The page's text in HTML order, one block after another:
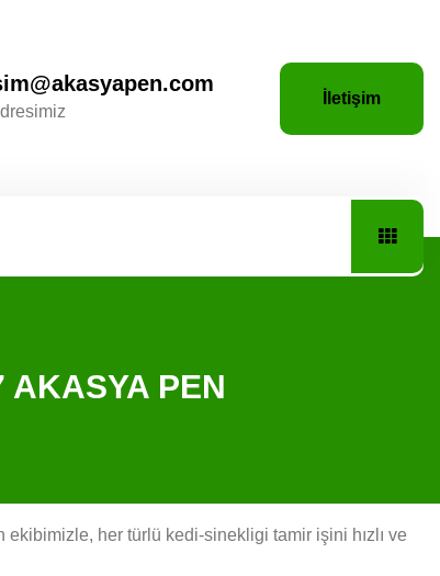
İletişim
PEN
her türlü kedi-sinekligi tamir işini hızlı ve